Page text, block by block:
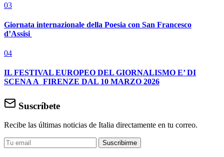
03
Giornata internazionale della Poesia con San Francesco
d’Assisi
04
IL FESTIVAL EUROPEO DEL GIORNALISMO E’ DI
SCENA A FIRENZE DAL 10 MARZO 2026
Suscríbete
Recibe las últimas noticias de Italia directamente en tu correo.
Suscribirme